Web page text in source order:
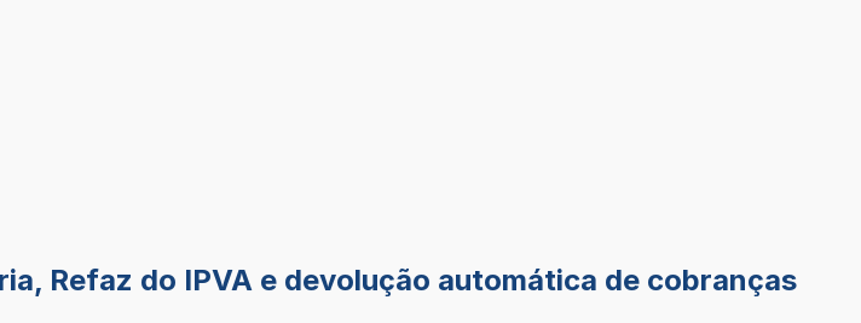
Refaz do IPVA e devolução automática de cobranças